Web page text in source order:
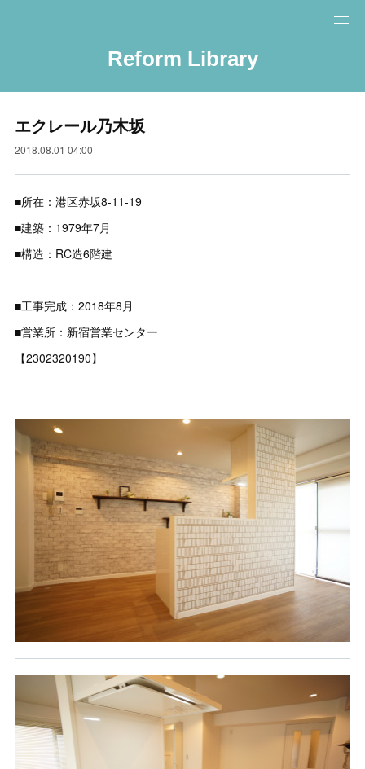
Reform Library
エクレール乃木坂
2018.08.01 04:00
■所在：港区赤坂8-11-19
■建築：1979年7月
■構造：RC造6階建
■工事完成：2018年8月
■営業所：新宿営業センター
【2302320190】